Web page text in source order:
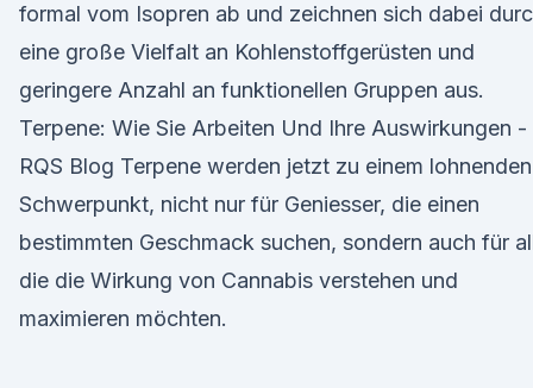
formal vom Isopren ab und zeichnen sich dabei
eine große Vielfalt an Kohlenstoffgerüsten und
geringere Anzahl an funktionellen Gruppen aus.
Terpene: Wie Sie Arbeiten Und Ihre Auswirkungen -
RQS Blog Terpene werden jetzt zu einem lohnenden
Schwerpunkt, nicht nur für Geniesser, die einen
bestimmten Geschmack suchen, sondern auch für
die die Wirkung von Cannabis verstehen und
maximieren möchten.